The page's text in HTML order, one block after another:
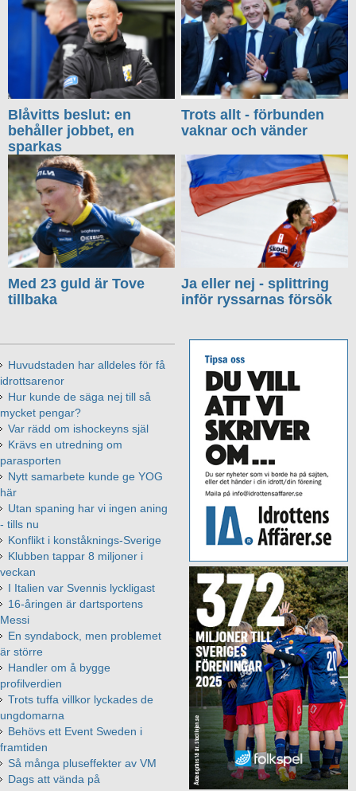
Blåvitts beslut: en
behåller jobbet, en
sparkas
Trots allt - förbunden
vaknar och vänder
Med 23 guld är Tove
tillbaka
Ja eller nej - splittring
inför ryssarnas försök
Huvudstaden har alldeles för få
idrottsarenor
Hur kunde de säga nej till så
mycket pengar?
Var rädd om ishockeyns själ
Krävs en utredning om
parasporten
Nytt samarbete kunde ge YOG
här
Utan spaning har vi ingen aning
- tills nu
Konflikt i konståknings-Sverige
Klubben tappar 8 miljoner i
veckan
I Italien var Svennis lyckligast
16-åringen är dartsportens
Messi
En syndabock, men problemet
är större
Handler om å bygge
profilverdien
Trots tuffa villkor lyckades de
ungdomarna
Behövs ett Event Sweden i
framtiden
Så många pluseffekter av VM
Dags att vända på